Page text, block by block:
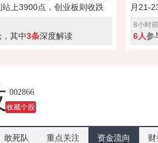
上3900点，创业板则收跌
科技股回落或许是连涨两天获
，又或者是外围扰动，但大盘
其中3条深度解读
月21-
16届
间，
8小时前
6人参
002866
收藏个股
敢死队 重点关注 资金流向